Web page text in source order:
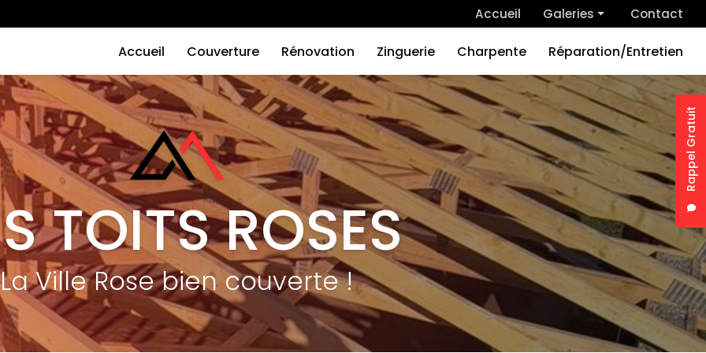
Rappel Gratuit
Accueil
Galeries
Zinguerie
Charpente
Réparation/Entretien
Contact
Accueil
Couverture Rénovation Zinguerie Charpente Réparation/Entretien
TOITS ROSES
La Ville Rose bien couverte !